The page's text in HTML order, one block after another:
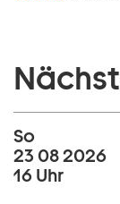
So
23 08 2026
16 Uhr